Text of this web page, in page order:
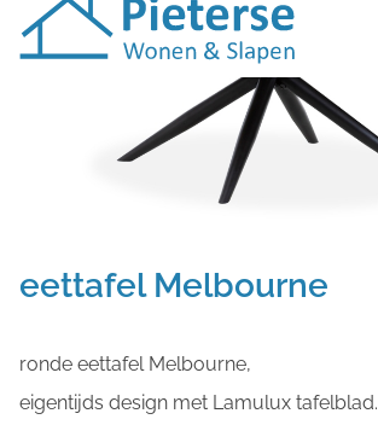
eettafel Melbourne
ronde eettafel Melbourne,
eigentijds design met Lamulux tafelblad.